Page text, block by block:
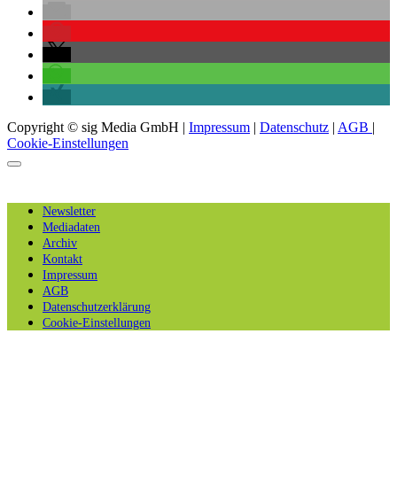
Copyright © sig Media GmbH | Impressum | Datenschutz | AGB |
Cookie-Einstellungen
Newsletter
Mediadaten
Archiv
Kontakt
Impressum
AGB
Datenschutzerklärung
Cookie-Einstellungen